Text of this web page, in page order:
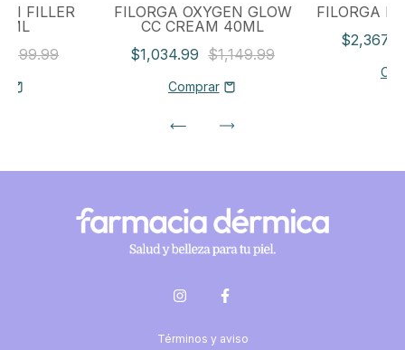
FILLER
FILORGA OXYGEN GLOW
CC CREAM 40ML
$1,034.99 $1,149.99
FILORGA
Términos y aviso